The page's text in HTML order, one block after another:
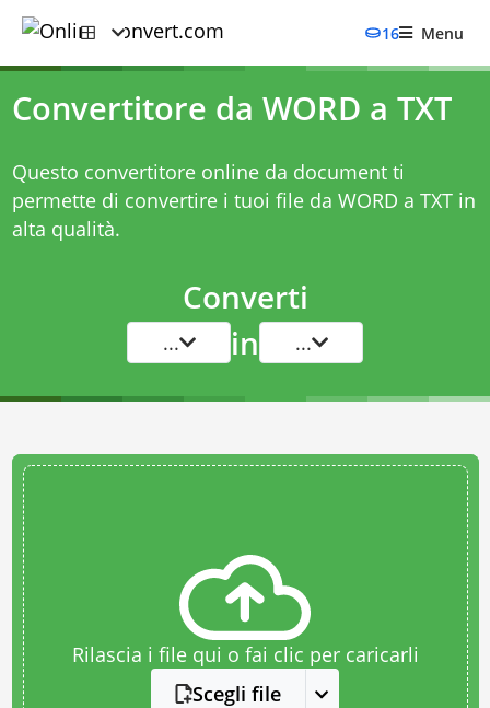
16 Menu
Convertitore da WORD a TXT
Questo convertitore online da document ti
permette di convertire i tuoi file da WORD a TXT in
alta qualità.
Converti
... in ...
Rilascia i file qui o fai clic per caricarli
Scegli file